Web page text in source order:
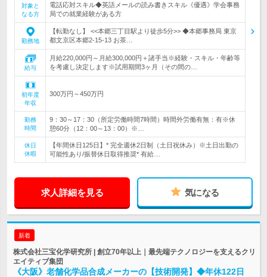
対象と
なる方
電話応対スキル◆英語メールの読み書きスキル《優遇》学会事務
局での就業経験がある方
勤務地
【転勤なし】 <<本郷三丁目駅より徒歩5分>> ◆本郷事務局 東京
都文京区本郷2-15-13 お茶…
給与
月給220,000円～月給300,000円＋諸手当※経験・スキル・年齢等
を考慮し決定します※試用期間3ヶ月（その間の…
初年度
年収
300万円～450万円
勤務
時間
9：30～17：30（所定労働時間7時間）時間外労働有無：有※休
憩60分（12：00～13：00）※…
休日
休暇
【年間休日125日】* 完全週休2日制（土日祝休み）※土日出勤の
可能性あり/振替休日取得推奨* 有給…
求人詳細を見る 気になる
新着
株式会社三宝化学研究所 | 創立70年以上｜最先端テクノロジーを支えるクリ
エイティブ集団
《大阪》老舗化学品合成メーカーの【技術開発】◆年休122日